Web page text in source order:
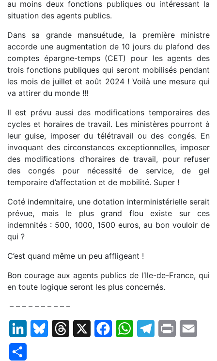
au moins deux fonctions publiques ou intéressant la
situation des agents publics.
Dans sa grande mansuétude, la première ministre
accorde une augmentation de 10 jours du plafond des
comptes épargne-temps (CET) pour les agents des
trois fonctions publiques qui seront mobilisés pendant
les mois de juillet et août 2024 ! Voilà une mesure qui
va attirer du monde !!!
Il est prévu aussi des modifications temporaires des
cycles et horaires de travail. Les ministères pourront à
leur guise, imposer du télétravail ou des congés. En
invoquant des circonstances exceptionnelles, imposer
des modifications d’horaires de travail, pour refuser
des congés pour nécessité de service, de gel
temporaire d’affectation et de mobilité. Super !
Coté indemnitaire, une dotation interministérielle serait
prévue, mais le plus grand flou existe sur ces
indemnités : 500, 1000, 1500 euros, au bon vouloir de
qui ?
C’est quand même un peu affligeant !
Bon courage aux agents publics de l’Ile-de-France, qui
en toute logique seront les plus concernés.
– – – – – – – – – –
LinkedInBluesky Threads FacebookWhatsAppTelegram
Print